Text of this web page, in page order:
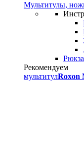
Мультитулы,
Рекомендуем
мультитулRoxon